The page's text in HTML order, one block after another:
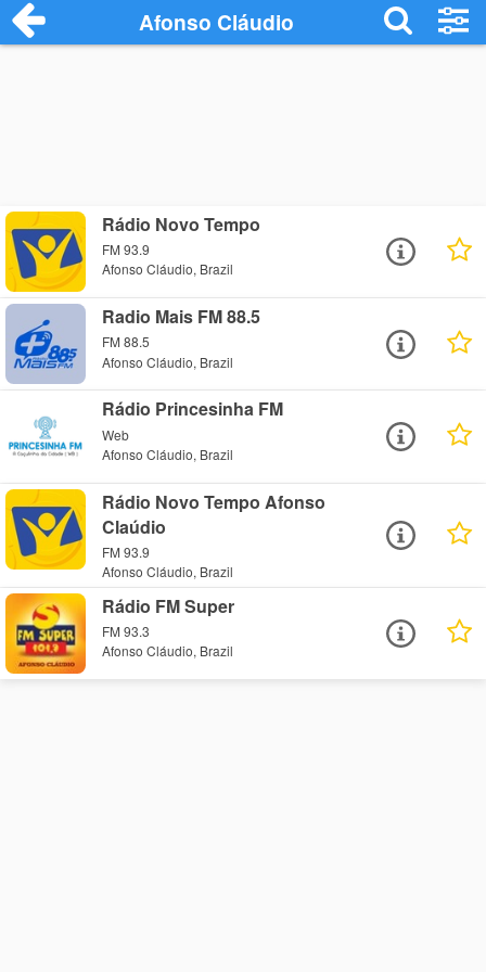
Afonso Cláudio
Rádio Novo Tempo
FM 93.9
Afonso Cláudio, Brazil
Radio Mais FM 88.5
FM 88.5
Afonso Cláudio, Brazil
Rádio Princesinha FM
Web
Afonso Cláudio, Brazil
Rádio Novo Tempo Afonso
Claúdio
FM 93.9
Afonso Cláudio, Brazil
Rádio FM Super
FM 93.3
Afonso Cláudio, Brazil